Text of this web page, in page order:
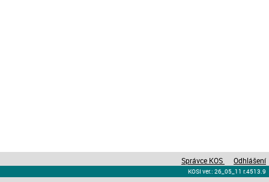
Správce KOS Odhlášení
KOSI ver.: 26_05_11 r.4513.9